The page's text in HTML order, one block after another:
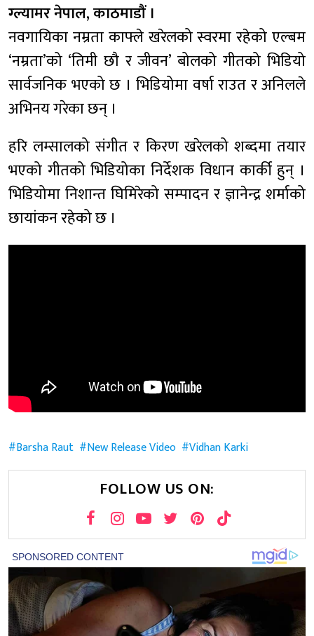
ग्ल्यामर नेपाल, काठमाडौं ।
नवगायिका नम्रता काफ्ले खरेलको स्वरमा रहेको एल्बम
‘नम्रता’को ‘तिमी छौ र जीवन’ बोलको गीतको भिडियो
सार्वजनिक भएको छ । भिडियोमा वर्षा राउत र अनिलले
अभिनय गरेका छन् ।
हरि लम्सालको संगीत र किरण खरेलको शब्दमा तयार
भएको गीतको भिडियोका निर्देशक विधान कार्की हुन् ।
भिडियोमा निशान्त घिमिरेको सम्पादन र ज्ञानेन्द्र शर्माको
छायांकन रहेको छ ।
Barsha Raut New Release Video Vidhan Karki
FOLLOW US ON: